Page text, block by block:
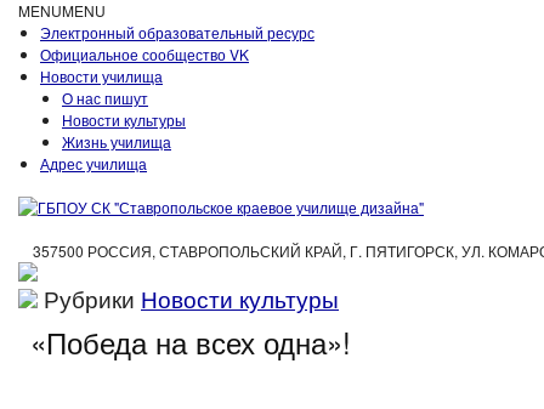
MENUMENU
Электронный образовательный ресурс
Официальное сообщество VK
Новости училища
О нас пишут
Новости культуры
Жизнь училища
Адрес училища
357500 РОССИЯ, СТАВРОПОЛЬСКИЙ КРАЙ, Г. ПЯТИГОРСК, УЛ.
Рубрики Новости культуры
«Победа на всех одна»!